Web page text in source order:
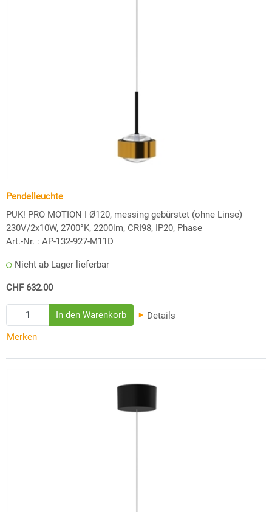
Pendelleuchte
PUK! PRO MOTION I Ø120, messing gebürstet (ohne Linse)
230V/2x10W, 2700°K, 2200lm, CRI98, IP20, Phase
Art.-Nr. : AP-132-927-M11D
Nicht ab Lager lieferbar
CHF 632.00
Details
Merken